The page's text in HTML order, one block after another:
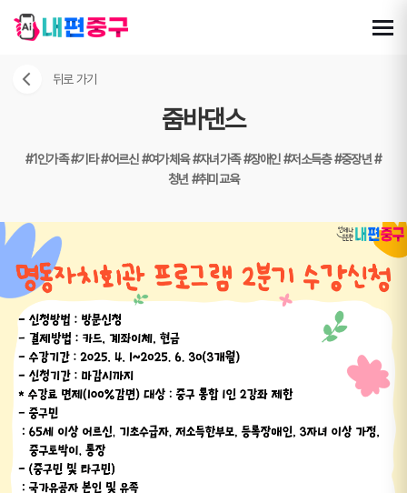
뒤로 가기
줌바댄스
#1인가족#기타#어르신#여가체육#자녀가족#장애인#저소득층#중장년#
청년#취미교육